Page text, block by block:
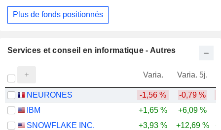
Plus de fonds positionnés
Services et conseil en informatique - Autres
Varia. Varia. 5j.
NEURONES -1,56 % -0,79 %
IBM
+1,65 % +6,09 %
SNOWFLAKE INC.
+3,93 % +12,69 %